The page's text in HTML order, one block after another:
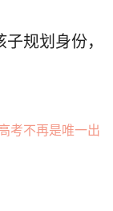
规划身份，